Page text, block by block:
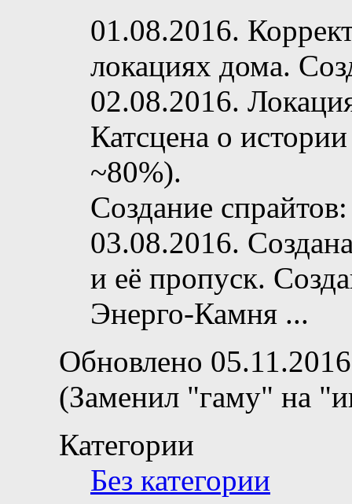
01.08.2016.
локациях дома.
02.08.2016.
Катсцена о
~80%).
Создание
03.08.2016.
и её пропуск.
Энерго-Камня ...
Обновлено
(Заменил "гаму" на
Категории
Без категории